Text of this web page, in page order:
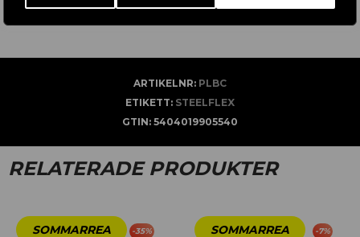
ARTIKELNR: PLBC
ETIKETT: STEELFLEX
GTIN: 5404019905540
RELATERADE PRODUKTER
-35% -7%